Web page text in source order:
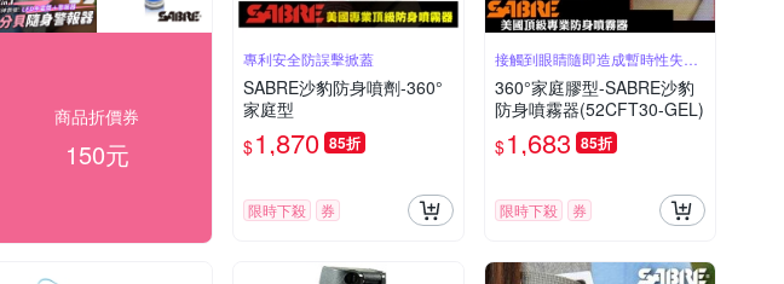
商品折價券
150元
專利安全防誤擊掀蓋
SABRE沙豹防身噴劑-360°
家庭型
$1,870 85折
限時下殺 券
接觸到眼睛隨即造成暫時性失明
50分鐘
360°家庭膠型-SABRE沙豹
防身噴霧器(52CFT30-GEL)
$1,683 85折
限時下殺 券